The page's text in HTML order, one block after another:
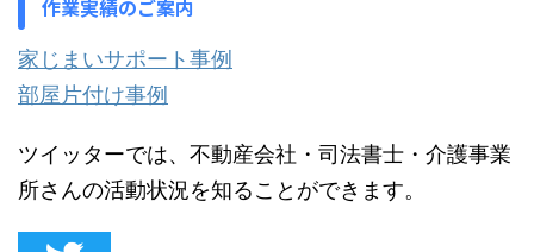
作業実績のご案内
家じまいサポート事例
部屋片付け事例
ツイッターでは、不動産会社・司法書士・介護事業
所さんの活動状況を知ることができます。